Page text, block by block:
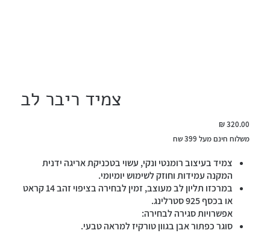
צמיד ריבר לב
מחיר
משלוח חינם מעל 399 שח
צמיד בעיצוב רומנטי ונקי, עשוי בטכניקת אריגה ידנית
המקנה עמידות וחוזק לשימוש יומיומי.
במרכזו תליון לב מעוצב, זמין לבחירה בציפוי זהב 14 קראט
או בכסף 925 סטרלינג.
אפשרויות סגירה לבחירה:
סוגר כפתור אבן בגוון טורקיז למראה טבעי.